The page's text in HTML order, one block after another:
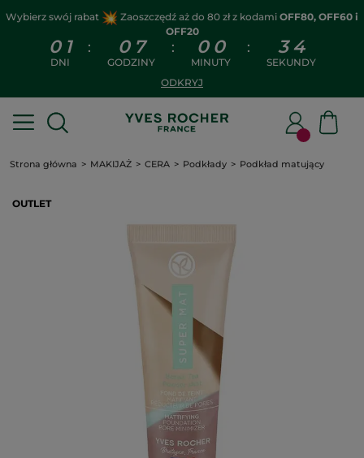
Wybierz swój rabat Zaoszczędź aż do 80 zł z kodami OFF80, OFF60 i
OFF20
0 1
DNI
: 0 7
GODZINY
: 0 0
MINUTY
: 3 4
SEKUNDY
ODKRYJ
Strona główna MAKIJAŻ CERA Podkłady Podkład matujący
OUTLET